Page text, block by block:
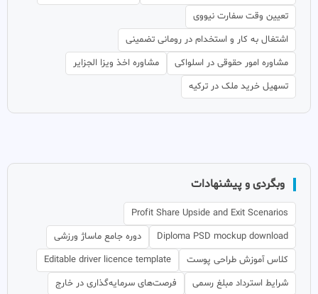
تعیین وقت سفارت نیووی
اشتغال به کار و استخدام در رومانی تضمینی
مشاوره امور حقوقی در اسلواکی
مشاوره اخذ ویزا الجزایر
تسهیل خرید ملک در ترکیه
وبگردی و پیشنهادات
Profit Share Upside and Exit Scenarios
Diploma PSD mockup download
دوره جامع ماساژ ورزشی
کلاس آموزش طراحی پوست
Editable driver licence template
شرایط استرداد مبلغ رسمی
فرصت‌های سرمایه‌گذاری در خارج